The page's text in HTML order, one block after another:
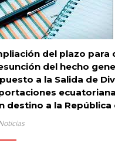
del plazo para
del hecho
a la Salida de
destino a la